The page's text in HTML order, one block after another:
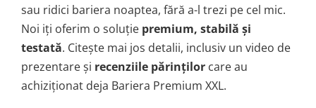
sau ridici bariera noaptea, fără a-l trezi pe cel mic.
Noi iți oferim o soluție premium, stabilă și
testată. Citește mai jos detalii, inclusiv un video de
prezentare și recenziile părinților care au
achiziționat deja Bariera Premium XXL.